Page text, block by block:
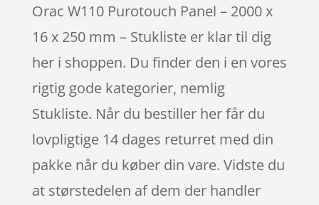
Orac W110 Purotouch Panel – 2000 x
16 x 250 mm – Stukliste er klar til dig
her i shoppen. Du finder den i en vores
rigtig gode kategorier, nemlig
Stukliste. Når du bestiller her får du
lovpligtige 14 dages returret med din
pakke når du køber din vare. Vidste du
at størstedelen af dem der handler